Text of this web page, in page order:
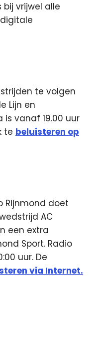
bij vrijwel alle
te volgen
Lijn en
vanaf 19.00 uur
te beluisteren op
Rijnmond doet
AC
een extra
Sport. Radio
uur. De
via Internet.